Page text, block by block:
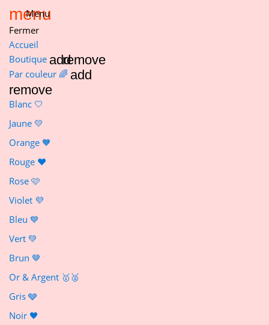
menu
Menu
Fermer
Accueil
Boutique addremove
Par couleur 🌈 add
remove
Blanc 🤍
Jaune 💛
Orange 🧡
Rouge ❤️
Rose 🩷
Violet 💜
Bleu 💙
Vert 💚
Brun 🤎
Or & Argent 🥇🥈
Gris 🩶
Noir 🖤